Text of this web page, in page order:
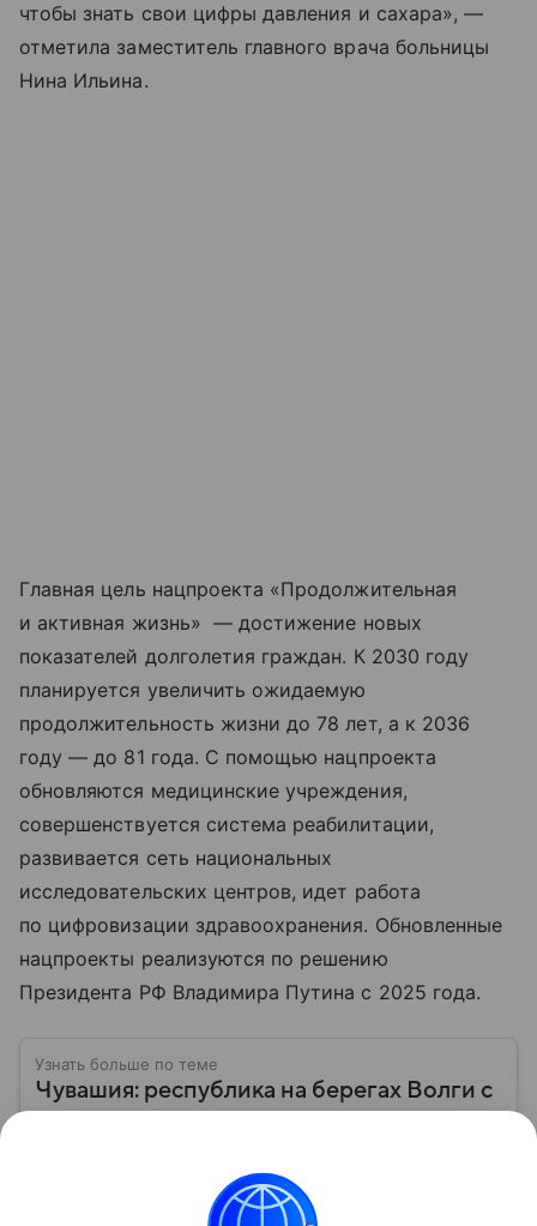
чтобы знать свои цифры давления и сахара», —
отметила заместитель главного врача больницы
Нина Ильина.
Главная цель нацпроекта «Продолжительная
и активная жизнь» — достижение новых
показателей долголетия граждан. К 2030 году
планируется увеличить ожидаемую
продолжительность жизни до 78 лет, а к 2036
году — до 81 года. С помощью нацпроекта
обновляются медицинские учреждения,
совершенствуется система реабилитации,
развивается сеть национальных
исследовательских центров, идет работа
по цифровизации здравоохранения. Обновленные
нацпроекты реализуются по решению
Президента РФ Владимира Путина с 2025 года.
Узнать больше по теме
Чувашия: республика на берегах Волги с
Чувашская Республика, или Чувашия, — субъект
Российской Федерации, расположенный в центре